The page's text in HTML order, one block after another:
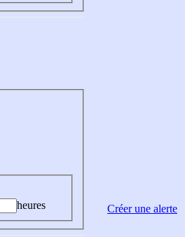
heures
Créer une alerte